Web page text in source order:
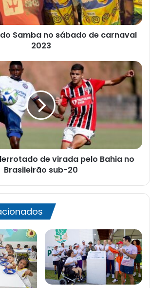
Samba no sábado de carnaval
2023
de virada pelo Bahia no
Brasileirão sub-20